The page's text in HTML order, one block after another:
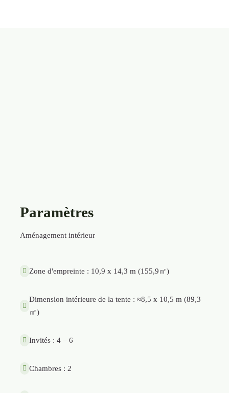
Paramètres
Aménagement intérieur
Zone d'empreinte : 10,9 x 14,3 m (155,9㎡)
Dimension intérieure de la tente : ≈8,5 x 10,5 m (89,3
㎡)
Invités : 4 – 6
Chambres : 2